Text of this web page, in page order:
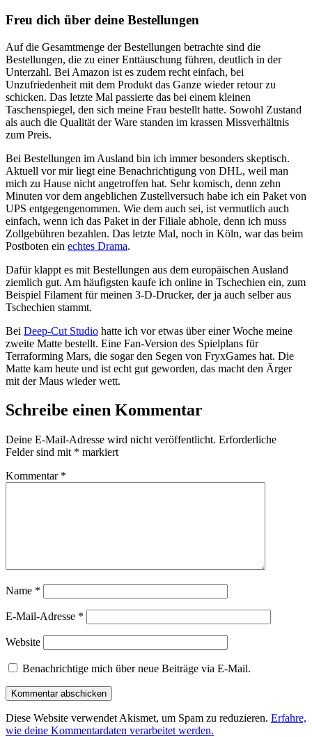
Freu dich über deine Bestellungen
Auf die Gesamtmenge der Bestellungen betrachte sind die
Bestellungen, die zu einer Enttäuschung führen, deutlich in der
Unterzahl. Bei Amazon ist es zudem recht einfach, bei
Unzufriedenheit mit dem Produkt das Ganze wieder retour zu
schicken. Das letzte Mal passierte das bei einem kleinen
Taschenspiegel, den sich meine Frau bestellt hatte. Sowohl Zustand
als auch die Qualität der Ware standen im krassen Missverhältnis
zum Preis.
Bei Bestellungen im Ausland bin ich immer besonders skeptisch.
Aktuell vor mir liegt eine Benachrichtigung von DHL, weil man
mich zu Hause nicht angetroffen hat. Sehr komisch, denn zehn
Minuten vor dem angeblichen Zustellversuch habe ich ein Paket von
UPS entgegengenommen. Wie dem auch sei, ist vermutlich auch
einfach, wenn ich das Paket in der Filiale abhole, denn ich muss
Zollgebühren bezahlen. Das letzte Mal, noch in Köln, war das beim
Postboten ein echtes Drama.
Dafür klappt es mit Bestellungen aus dem europäischen Ausland
ziemlich gut. Am häufigsten kaufe ich online in Tschechien ein, zum
Beispiel Filament für meinen 3-D-Drucker, der ja auch selber aus
Tschechien stammt.
Bei Deep-Cut Studio hatte ich vor etwas über einer Woche meine
zweite Matte bestellt. Eine Fan-Version des Spielplans für
Terraforming Mars, die sogar den Segen von FryxGames hat. Die
Matte kam heute und ist echt gut geworden, das macht den Ärger
mit der Maus wieder wett.
Schreibe einen Kommentar
Deine E-Mail-Adresse wird nicht veröffentlicht. Erforderliche
Felder sind mit * markiert
Kommentar *
Name *
E-Mail-Adresse *
Website
Benachrichtige mich über neue Beiträge via E-Mail.
Diese Website verwendet Akismet, um Spam zu reduzieren. Erfahre,
wie deine Kommentardaten verarbeitet werden.